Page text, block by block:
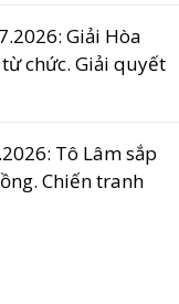
Giải Hòa
chức. Giải quyết
Tô Lâm sắp
Chiến tranh